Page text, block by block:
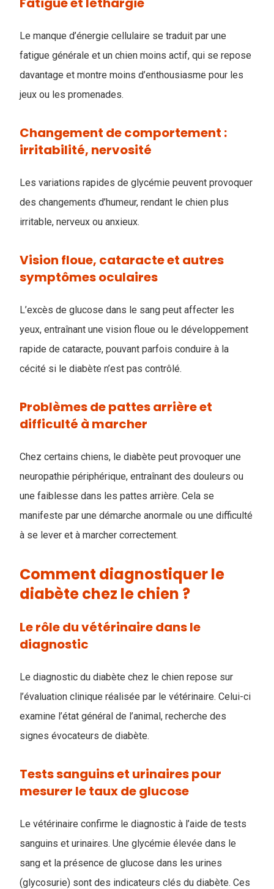
Le manque d’énergie cellulaire se traduit par une
fatigue générale et un chien moins actif, qui se repose
davantage et montre moins d’enthousiasme pour les
jeux ou les promenades.
Changement de comportement :
irritabilité, nervosité
Les variations rapides de glycémie peuvent provoquer
des changements d’humeur, rendant le chien plus
irritable, nerveux ou anxieux.
Vision floue, cataracte et autres
symptômes oculaires
L’excès de glucose dans le sang peut affecter les
yeux, entraînant une vision floue ou le développement
rapide de cataracte, pouvant parfois conduire à la
cécité si le diabète n’est pas contrôlé.
Problèmes de pattes arrière et
difficulté à marcher
Chez certains chiens, le diabète peut provoquer une
neuropathie périphérique, entraînant des douleurs ou
une faiblesse dans les pattes arrière. Cela se
manifeste par une démarche anormale ou une difficulté
à se lever et à marcher correctement.
Comment diagnostiquer le
diabète chez le chien ?
Le rôle du vétérinaire dans le
diagnostic
Le diagnostic du diabète chez le chien repose sur
l’évaluation clinique réalisée par le vétérinaire. Celui-ci
examine l’état général de l’animal, recherche des
signes évocateurs de diabète.
Tests sanguins et urinaires pour
mesurer le taux de glucose
Le vétérinaire confirme le diagnostic à l’aide de tests
sanguins et urinaires. Une glycémie élevée dans le
sang et la présence de glucose dans les urines
(glycosurie) sont des indicateurs clés du diabète. Ces